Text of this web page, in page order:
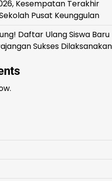
Kesempatan Terakhir
Pusat Keunggulan
Daftar Ulang Siswa Baru
Sukses Dilaksanakan